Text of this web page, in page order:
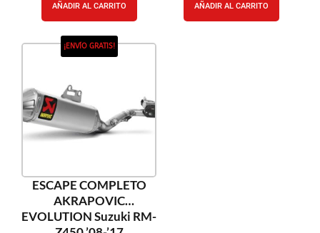
AÑADIR AL CARRITO AÑADIR AL CARRITO
¡ENVÍO GRATIS!
ESCAPE COMPLETO
AKRAPOVIC
EVOLUTION Suzuki RM-